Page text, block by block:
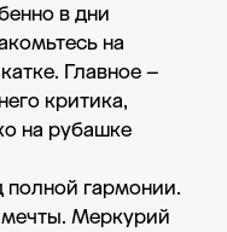
в дни
на
Главное –
критика,
на рубашке
полной гармонии.
Меркурий